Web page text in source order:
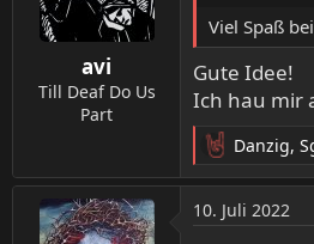
o
n
e
n
:
avi
Till Deaf Do Us
Part
Viel Spaß
Gute Idee!
Ich hau mir
R
e
a
k
Danzig,
10. Juli 2022